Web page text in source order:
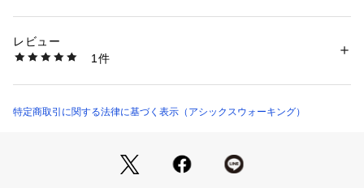
載。ミッドソールにはクッション性の高い素材を採用。かかと
部にはクッション性と軽さを兼ね備えたfuzeGELを搭載し、着
シートE.V.A.を採用することにより、快適な履き心地を追求し
スポーティなデザインで、履き口をパイピング仕様にすること
で、すっきりしたシルエットに仕上げています。
素材：本体=人工皮革・ポリエステル・合成樹脂　アウターソール=ゴム底
商品番号：
1291A056-100 （ショップ）
レビュー
1件
特定商取引に関する法律に基づく表示（アシックスウォーキング）